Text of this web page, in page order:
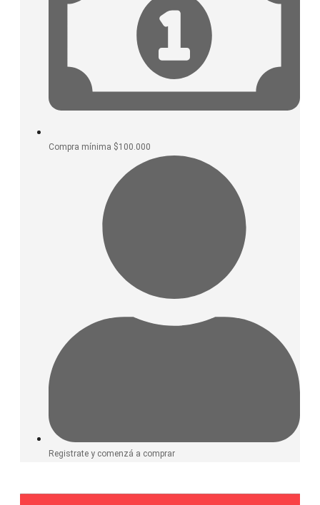
Compra mínima $100.000
Registrate y comenzá a comprar